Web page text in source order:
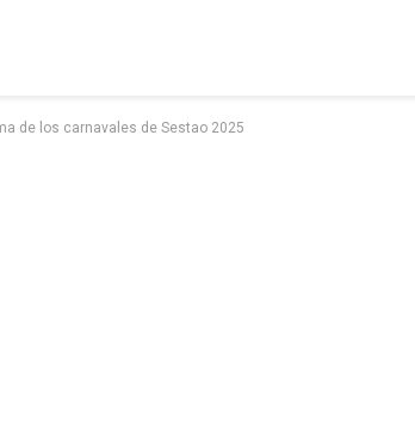
de los carnavales de Sestao 2025